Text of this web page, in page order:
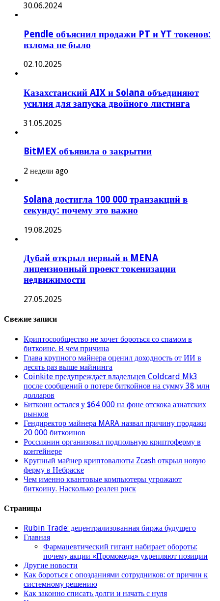
30.06.2024
Pendle объяснил продажи PT и YT токенов:
взлома не было
02.10.2025
Казахстанский AIX и Solana объединяют
усилия для запуска двойного листинга
31.05.2025
BitMEX объявила о закрытии
2 недели ago
Solana достигла 100 000 транзакций в
секунду: почему это важно
19.08.2025
Дубай открыл первый в MENA
лицензионный проект токенизации
недвижимости
27.05.2025
Свежие записи
Криптосообщество не хочет бороться со спамом в
биткоине. В чем причина
Глава крупного майнера оценил доходность от ИИ в
десять раз выше майнинга
Coinkite предупреждает владельцев Coldcard Mk3
после сообщений о потере биткойнов на сумму 38 млн
долларов
Биткоин остался у $64 000 на фоне отскока азиатских
рынков
Гендиректор майнера MARA назвал причину продажи
20 000 биткоинов
Россиянин организовал подпольную криптоферму в
контейнере
Крупный майнер криптовалюты Zcash открыл новую
ферму в Небраске
Чем именно квантовые компьютеры угрожают
биткоину. Насколько реален риск
Страницы
Rubin Trade: децентрализованная биржа будущего
Главная
Фармацевтический гигант набирает обороты:
почему акции «Промомеда» укрепляют позиции
Другие новости
Как бороться с опозданиями сотрудников: от причин к
системному решению
Как законно списать долги и начать с нуля